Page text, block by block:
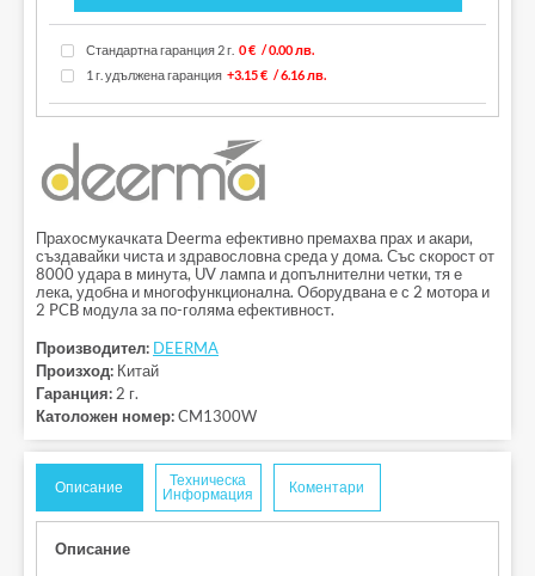
Стандартна гаранция 2 г. 0 € / 0.00 лв.
1 г. удължена гаранция +3.15 € / 6.16 лв.
Прахосмукачката Deerma ефективно премахва прах и акари,
създавайки чиста и здравословна среда у дома. Със скорост от
8000 удара в минута, UV лампа и допълнителни четки, тя е
лека, удобна и многофункционална. Оборудвана е с 2 мотора и
2 PCB модула за по-голяма ефективност.
Производител: DEERMA
Произход: Китай
Гаранция: 2 г.
Католожен номер:CM1300W
Описание
Техническа
Информация
Коментари
Описание